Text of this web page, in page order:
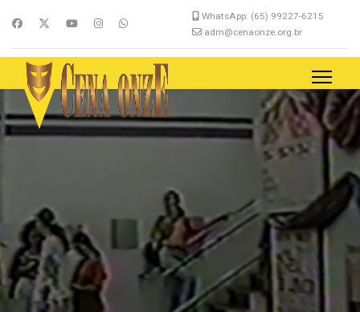
WhatsApp: (65) 99227-6215
adm@cenaonze.org.br